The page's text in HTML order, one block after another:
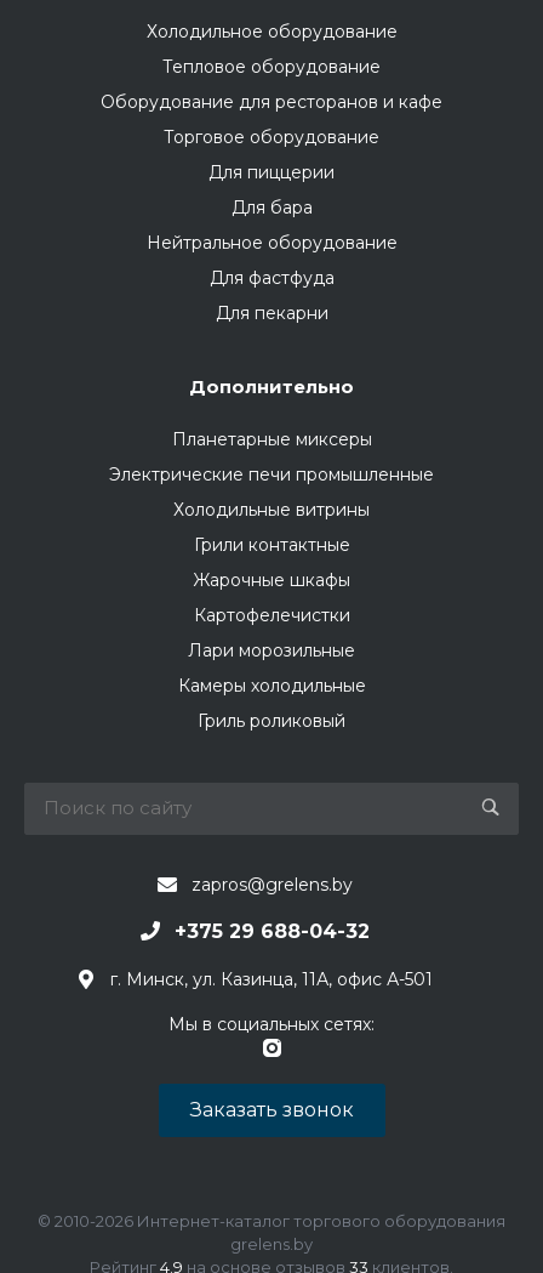
Холодильное оборудование
Тепловое оборудование
Оборудование для ресторанов и кафе
Торговое оборудование
Для пиццерии
Для бара
Нейтральное оборудование
Для фастфуда
Для пекарни
Дополнительно
Планетарные миксеры
Электрические печи промышленные
Холодильные витрины
Грили контактные
Жарочные шкафы
Картофелечистки
Лари морозильные
Камеры холодильные
Гриль роликовый
zapros@grelens.by
+375 29 688-04-32
г. Минск, ул. Казинца, 11А, офис А-501
Мы в социальных сетях:
Заказать звонок
© 2010-2026 Интернет-каталог торгового оборудования
grelens.by
Рейтинг4.9 на основе отзывов 33 клиентов.